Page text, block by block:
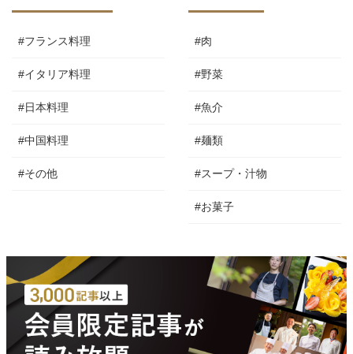
#フランス料理
#イタリア料理
#日本料理
#中国料理
#その他
#肉
#野菜
#魚介
#麺類
#スープ・汁物
#お菓子